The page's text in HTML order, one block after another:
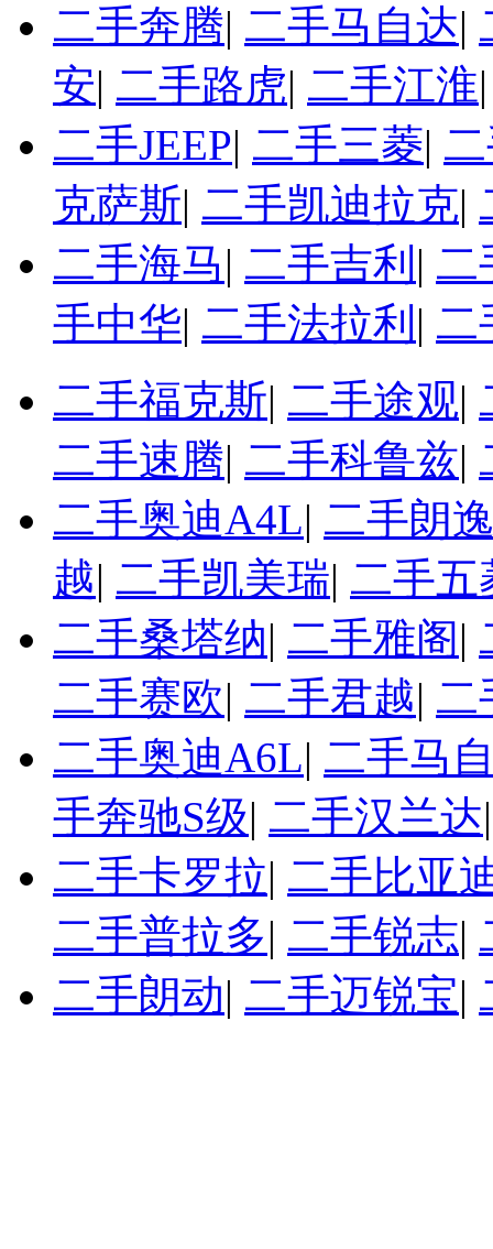
二手奔腾| 二手马自达|
安| 二手路虎| 二手江淮
二手JEEP| 二手三菱|
克萨斯| 二手凯迪拉克|
二手海马| 二手吉利 | 二
手中华| 二手法拉利 | 二
二手福克斯| 二手途观|
二手速腾| 二手科鲁兹|
二手奥迪A4L| 二手朗
越| 二手凯美瑞| 二手五
二手桑塔纳| 二手雅阁|
二手赛欧| 二手君越| 二
二手奥迪A6L| 二手马
手奔驰S级| 二手汉兰达
二手卡罗拉| 二手比亚
二手普拉多| 二手锐志|
二手朗动| 二手迈锐宝|